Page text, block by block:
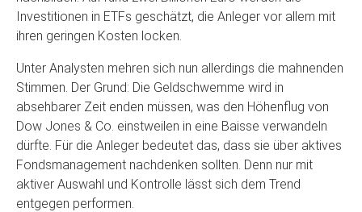
Investitionen in ETFs geschätzt, die Anleger vor allem mit
ihren geringen Kosten locken.
Unter Analysten mehren sich nun allerdings die mahnenden
Stimmen. Der Grund: Die Geldschwemme wird in
absehbarer Zeit enden müssen, was den Höhenflug von
Dow Jones & Co. einstweilen in eine Baisse verwandeln
dürfte. Für die Anleger bedeutet das, dass sie über aktives
Fondsmanagement nachdenken sollten. Denn nur mit
aktiver Auswahl und Kontrolle lässt sich dem Trend
entgegen performen.